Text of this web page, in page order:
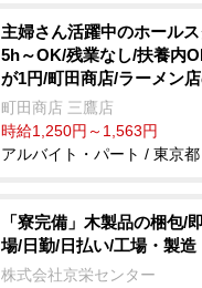
主婦さん活躍中のホール
5h～OK/残業なし/扶養内
が1円/町田商店/ラーメン
町田商店 三鷹店
時給1,250円～1,563円
アルバイト・パート / 東京都
「寮完備」木製品の梱包/
場/日勤/日払い/工場・製造
株式会社京栄センター